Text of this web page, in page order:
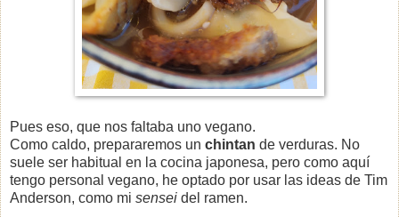
Pues eso, que nos faltaba uno vegano.
Como caldo, prepararemos un chintan de verduras. No
suele ser habitual en la cocina japonesa, pero como aquí
tengo personal vegano, he optado por usar las ideas de Tim
Anderson, como mi sensei del ramen.